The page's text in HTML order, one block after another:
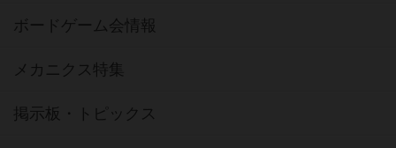
ボードゲーム会情報
メカニクス特集
掲示板・トピックス